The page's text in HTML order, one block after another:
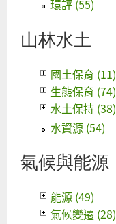
環評 (55)
山林水土
國土保育 (11)
生態保育 (74)
水土保持 (38)
水資源 (54)
氣候與能源
能源 (49)
氣候變遷 (28)